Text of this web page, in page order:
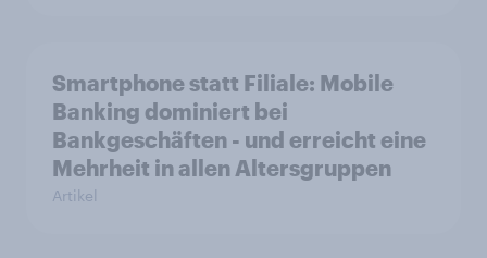
Smartphone statt Filiale: Mobile
Banking dominiert bei
Bankgeschäften - und erreicht eine
Mehrheit in allen Altersgruppen
Artikel